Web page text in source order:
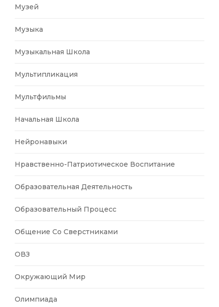
Музей
Музыка
Музыкальная Школа
Мультипликация
Мультфильмы
Начальная Школа
Нейронавыки
Нравственно-Патриотическое Воспитание
Образовательная Деятельность
Образовательный Процесс
Общение Со Сверстниками
ОВЗ
Окружающий Мир
Олимпиада